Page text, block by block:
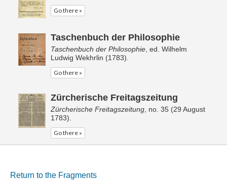
Go there »
Taschenbuch der Philosophie
Taschenbuch der Philosophie , ed. Wilhelm
Ludwig Wekhrlin (1783).
Go there »
Zürcherische Freitagszeitung
Zürcherische Freitagszeitung , no. 35 (29 August
1783).
Go there »
Return to the Fragments